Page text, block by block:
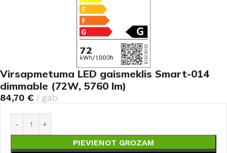
Virsapmetuma LED gaismeklis Smart-014
dimmable (72W, 5760 lm)
84,70 € gab.
PIEVIENOT GROZAM